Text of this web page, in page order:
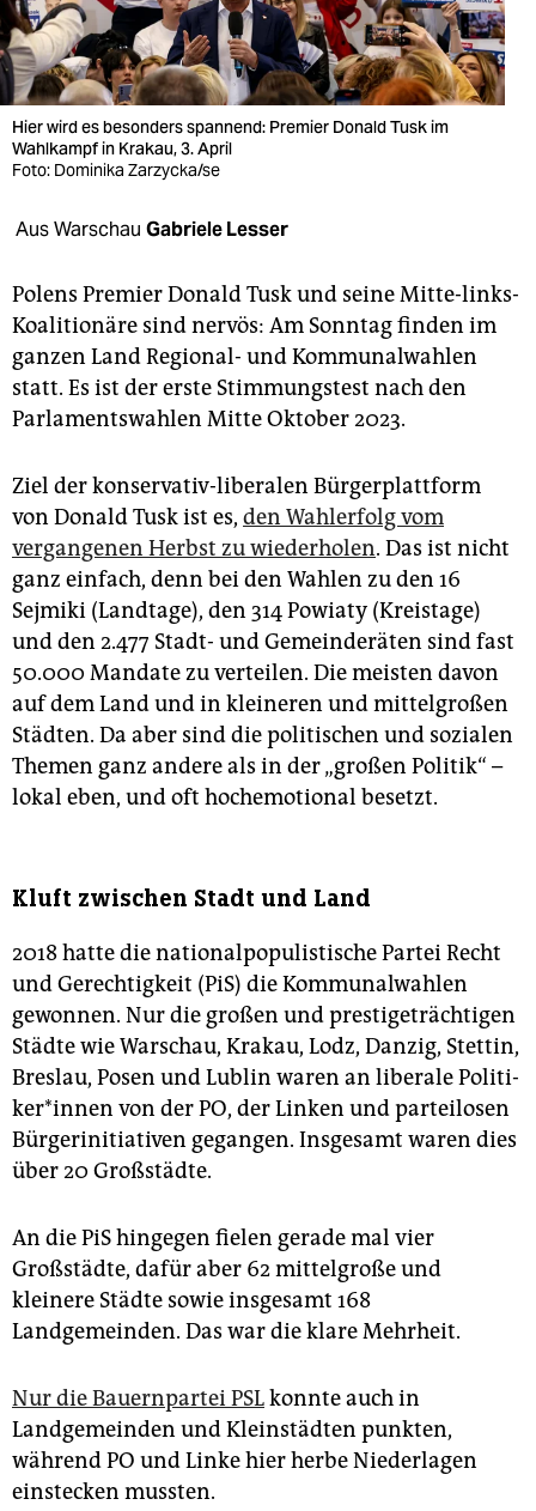
verlag
verlag
veranstaltungen
shop
fragen & hilfe
abo
genossenschaft
epaper login
Hier wird es besonders spannend: Premier Donald Tusk im
Wahlkampf in Krakau, 3. April
Foto: Dominika Zarzycka/se
Aus Warschau Gabriele Lesser
Polens Premier Donald Tusk und seine Mitte-links-
Koalitionäre sind nervös: Am Sonntag finden im
ganzen Land Regional- und Kommunalwahlen
statt. Es ist der erste Stimmungstest nach den
Parlamentswahlen Mitte Oktober 2023.
Ziel der konservativ-liberalen Bürgerplattform
von Donald Tusk ist es, den Wahlerfolg vom
vergangenen Herbst zu wiederholen. Das ist nicht
ganz einfach, denn bei den Wahlen zu den 16
Sejmiki (Landtage), den 314 Powiaty (Kreistage)
und den 2.477 Stadt- und Gemeinderäten sind fast
50.000 Mandate zu verteilen. Die meisten davon
auf dem Land und in kleineren und mittelgroßen
Städten. Da aber sind die politischen und sozialen
Themen ganz andere als in der „großen Politik“ –
lokal eben, und oft hochemotional besetzt.
Kluft zwischen Stadt und Land
2018 hatte die nationalpopulistische Partei Recht
und Gerechtigkeit (PiS) die Kommunalwahlen
gewonnen. Nur die großen und prestigeträchtigen
Städte wie Warschau, Krakau, Lodz, Danzig, Stettin,
Breslau, Posen und Lublin waren an liberale Po­li­ti­
ke­r*in­nen von der PO, der Linken und parteilosen
Bürgerinitiativen gegangen. Insgesamt waren dies
über 20 Großstädte.
An die PiS hingegen fielen gerade mal vier
Großstädte, dafür aber 62 mittelgroße und
kleinere Städte sowie insgesamt 168
Landgemeinden. Das war die klare Mehrheit.
Nur die Bauernpartei PSLkonnte auch in
Landgemeinden und Kleinstädten punkten,
während PO und Linke hier herbe Niederlagen
einstecken mussten.